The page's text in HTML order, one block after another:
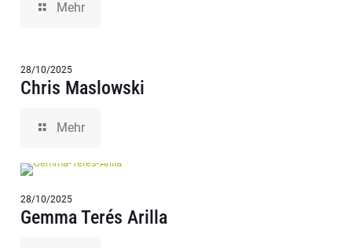
Mehr
28/10/2025
Chris Maslowski
Mehr
28/10/2025
Gemma Terés Arilla